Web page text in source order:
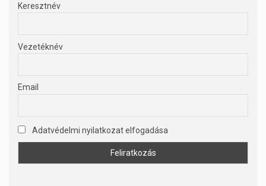
Keresztnév
Vezetéknév
Email
Adatvédelmi nyilatkozat elfogadása